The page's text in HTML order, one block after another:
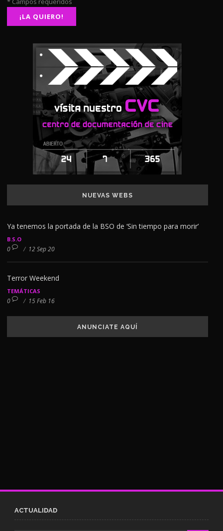
NUEVAS WEBS
Ya tenemos la portada de la BSO de ‘Sin tiempo para morir’
B.S.O
0 / 12 Sep 20
Terror Weekend
TEMÁTICAS
0 / 15 Feb 16
ANUNCIATE AQUÍ
ACTUALIDAD